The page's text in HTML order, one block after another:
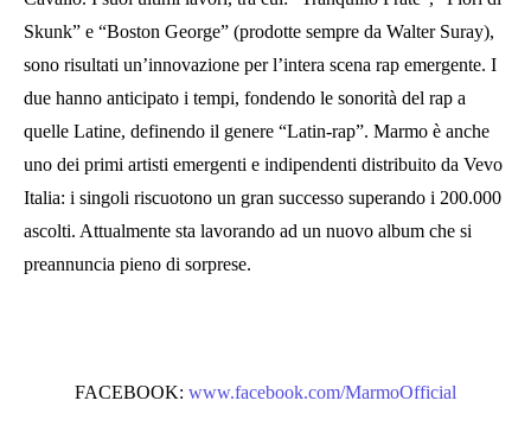
Skunk” e “Boston George” (prodotte sempre da Walter Suray),
sono risultati un’innovazione per l’intera scena rap emergente. I
due hanno anticipato i tempi, fondendo le sonorità del rap a
quelle Latine, definendo il genere “Latin-rap”. Marmo è anche
uno dei primi artisti emergenti e indipendenti distribuito da Vevo
Italia: i singoli riscuotono un gran successo superando i 200.000
ascolti. Attualmente sta lavorando ad un nuovo album che si
preannuncia pieno di sorprese.
FACEBOOK: www.facebook.com/MarmoOfficial